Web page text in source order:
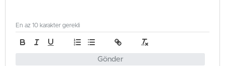
Gönder
En az 10 karakter gerekli